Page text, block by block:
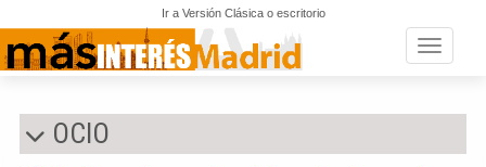
Ir a Versión Clásica o escritorio
Toggle
OCIO